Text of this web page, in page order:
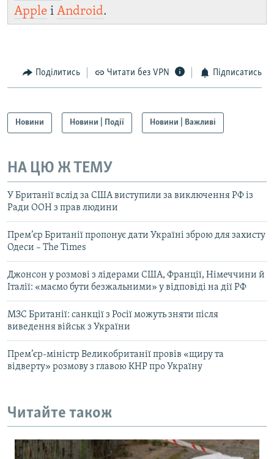
Apple і Android.
Поділитись Читати без VPN Підписатись
Новини Новини | Події Новини | Важливі
НА ЦЮ Ж ТЕМУ
У Британії вслід за США виступили за виключення РФ із
Ради ООН з прав людини
Прем’єр Британії пропонує дати Україні зброю для захисту
Одеси – The Times
Джонсон у розмові з лідерами США, Франції, Німеччини й
Італії: «маємо бути безжальними» у відповіді на дії РФ
МЗС Британії: санкції з Росії можуть зняти після
виведення військ з України
Прем’єр-міністр Великобританії провів «щиру та
відверту» розмову з главою КНР про Україну
Читайте також